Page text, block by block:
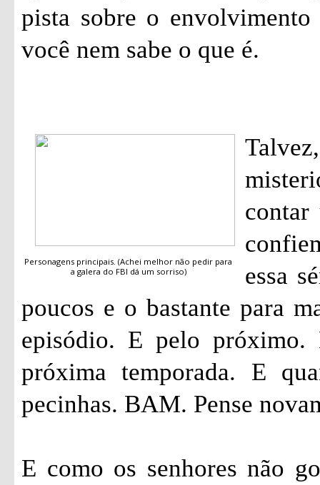
pista sobre o envolvimento
você nem sabe o que é.
Personagens principais. (Achei melhor não pedir para
a galera do FBI dá um sorriso)
contar
essa
poucos e o bastante para
episódio. E pelo
próxima temporada. E
pecinhas. BAM. Pense
E como os senhores não